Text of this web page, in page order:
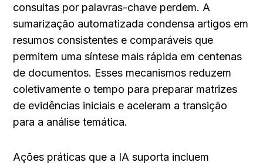
consultas por palavras-chave perdem. A
sumarização automatizada condensa artigos em
resumos consistentes e comparáveis que
permitem uma síntese mais rápida em centenas
de documentos. Esses mecanismos reduzem
coletivamente o tempo para preparar matrizes
de evidências iniciais e aceleram a transição
para a análise temática.
Ações práticas que a IA suporta incluem